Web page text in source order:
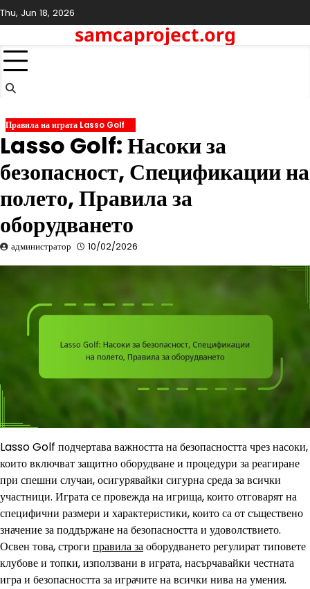
Skip
to
Thu, Jun 18, 2026
samcaproject.org
Правила на играта Lasso Golf
Lasso Golf: Насоки за
безопасност, Спецификации на
полето, Правила за
оборудването
администратор 10/02/2026
Lasso Golf подчертава важността на безопасността чрез насоки,
които включват защитно оборудване и процедури за реагиране
при спешни случаи, осигурявайки сигурна среда за всички
участници. Играта се провежда на игрища, които отговарят на
специфични размери и характеристики, които са от съществено
значение за поддържане на безопасността и удоволствието.
Освен това, строги правила заоборудването регулират типовете
клубове и топки, използвани в играта, насърчавайки честната
игра и безопасността за играчите на всички нива на умения.